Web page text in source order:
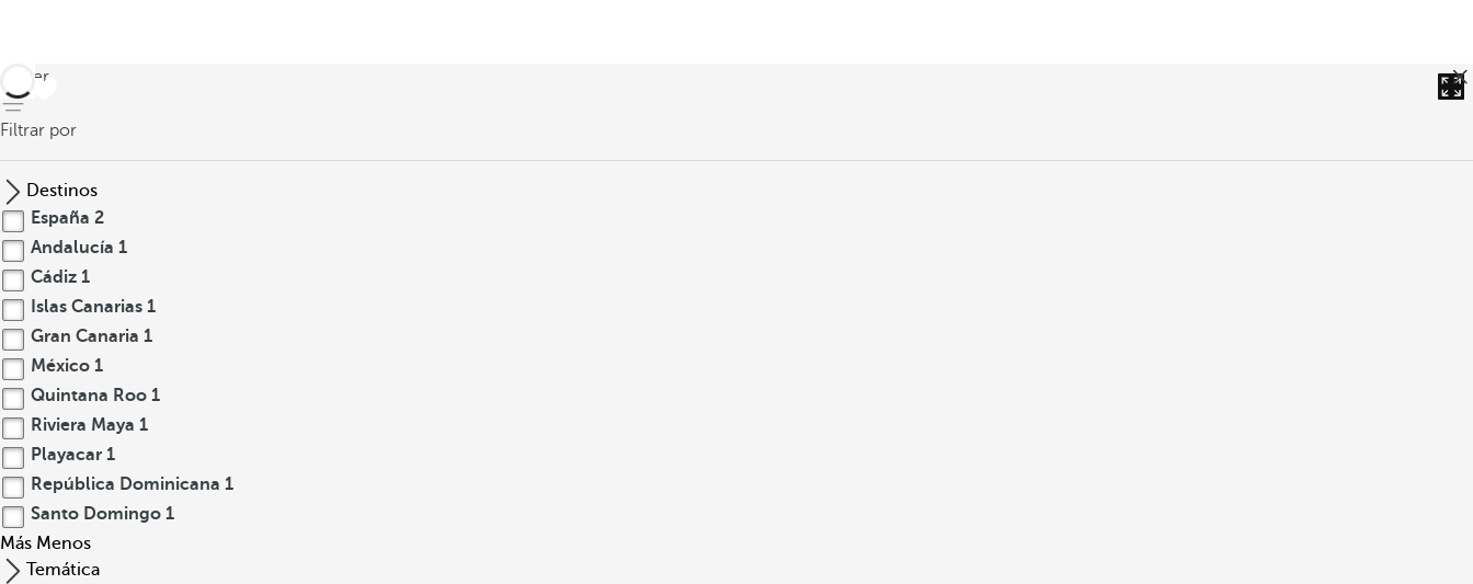
volver
Filtrar por
Destinos
España 2
Andalucía 1
Cádiz 1
Islas Canarias 1
Gran Canaria 1
México 1
Quintana Roo 1
Riviera Maya 1
Playacar 1
República Dominicana 1
Santo Domingo 1
Más Menos
Temática